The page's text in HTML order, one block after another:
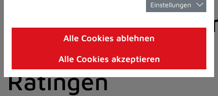
8)
I)
der Stadt
Ratingen
Einstellungen
Alle Cookies ablehnen
Alle Cookies akzeptieren